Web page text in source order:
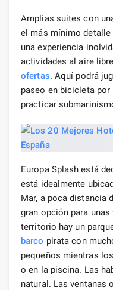
Amplias suites con
el más mínimo detalle
una experiencia
actividades al aire
ofertas. Aquí podrá
paseo en bicicleta
practicar
Europa Splash está
está idealmente
Mar, a poca distancia
gran opción para unas
territorio hay un
barco pirata con
pequeños mientras
o en la piscina. Las
natural. Las ventanas